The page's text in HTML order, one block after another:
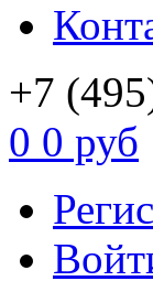
+7
0 0 руб